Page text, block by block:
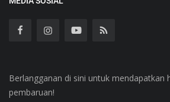
Berlangganan di sini untuk mendapatkan
pembaruan!